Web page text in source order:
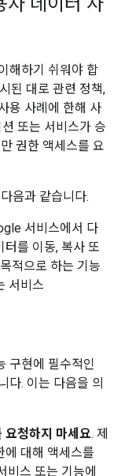
해하기 쉬워야 합
된 대로 관련 정책,
용 사례에 한해 사
또는 서비스가 승
권한 액세스를 요
음과 같습니다.
서비스에서 다
를 이동, 복사 또
적으로 하는 기능
서비스
구현에 필수적인
다. 이는 다음을 의
요청하지 마세요. 제
에 대해 액세스를
비스 또는 기능에